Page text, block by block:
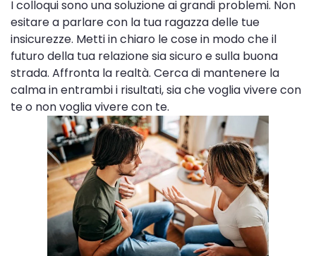
I colloqui sono una soluzione ai grandi problemi. Non
esitare a parlare con la tua ragazza delle tue
insicurezze. Metti in chiaro le cose in modo che il
futuro della tua relazione sia sicuro e sulla buona
strada. Affronta la realtà. Cerca di mantenere la
calma in entrambi i risultati, sia che voglia vivere con
te o non voglia vivere con te.